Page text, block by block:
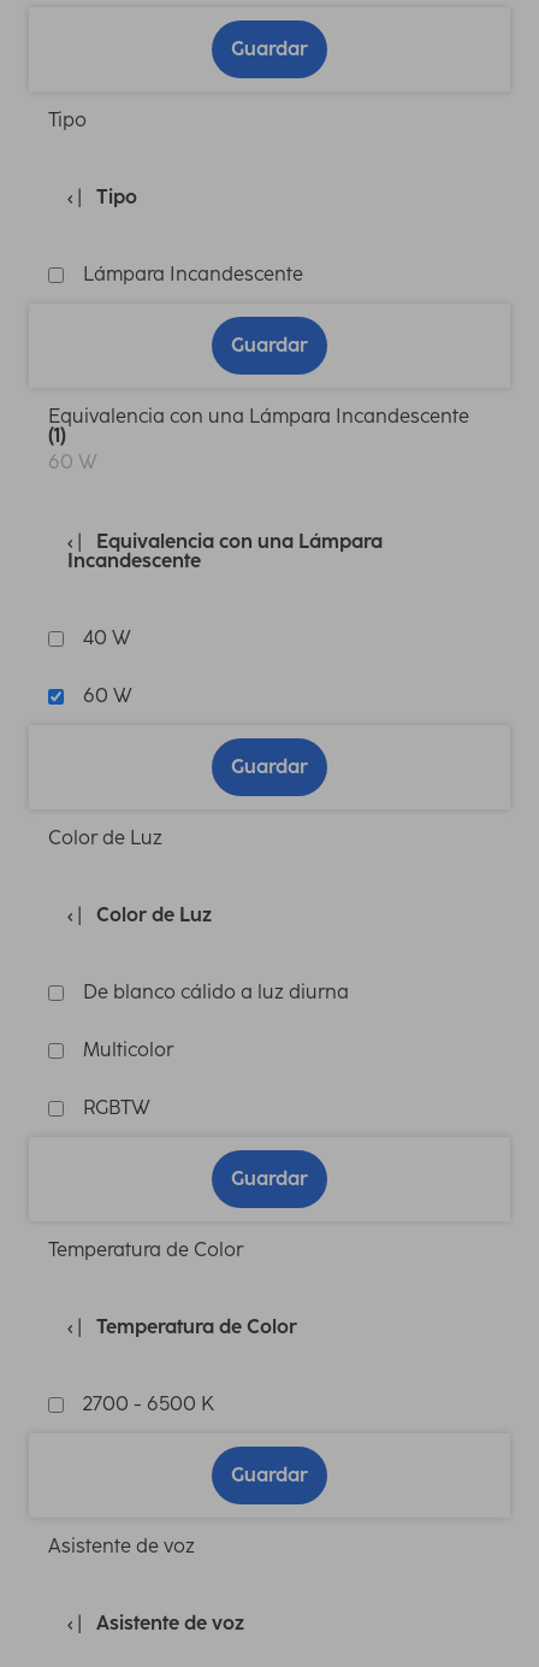
Guardar
Tipo
Tipo
Lámpara Incandescente
Guardar
Equivalencia con una Lámpara Incandescente
(1)
60 W
Equivalencia con una Lámpara
Incandescente
40 W
60 W
Guardar
Color de Luz
Color de Luz
De blanco cálido a luz diurna
Multicolor
RGBTW
Guardar
Temperatura de Color
Temperatura de Color
2700 - 6500 K
Guardar
Asistente de voz
Asistente de voz